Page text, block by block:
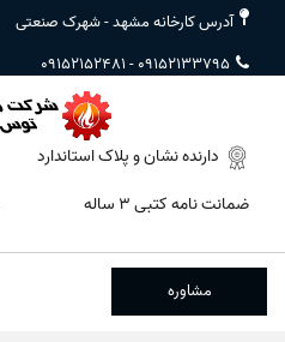
آدرس کارخانه مشهد - شهرک صنعتی
09152133795
-
09152152481
دارنده نشان و پلاک استاندارد
ضمانت نامه کتبی ۳ ساله
مشاوره